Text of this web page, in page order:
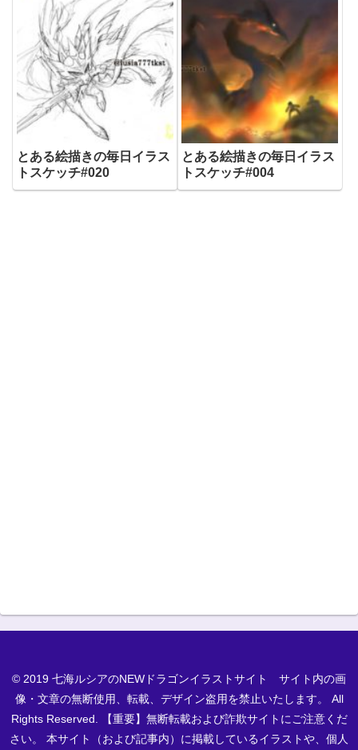
とある絵描きの毎日イラス
トスケッチ#020
とある絵描きの毎日イラス
トスケッチ#004
© 2019 七海ルシアのNEWドラゴンイラストサイト サイト内の画
像・文章の無断使用、転載、デザイン盗用を禁止いたします。 All
Rights Reserved. 【重要】無断転載および詐欺サイトにご注意くだ
さい。 本サイト（および記事内）に掲載しているイラストや、個人